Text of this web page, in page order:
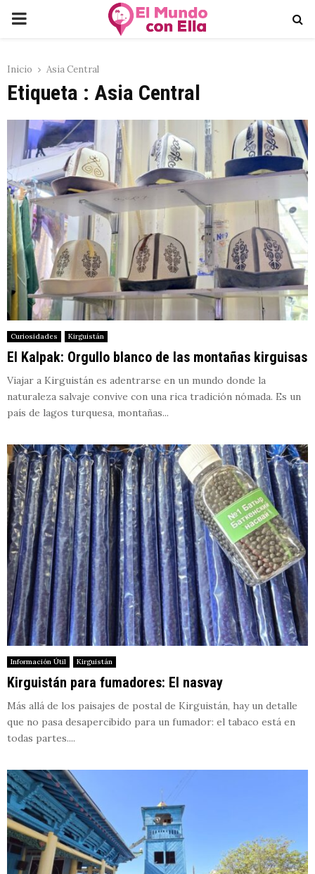
PRIMARY
Inicio Asia Central
Etiqueta : Asia Central
Curiosidades Kirguistán
El Kalpak: Orgullo blanco de las montañas kirguisas
Viajar a Kirguistán es adentrarse en un mundo donde la
naturaleza salvaje convive con una rica tradición nómada. Es un
país de lagos turquesa, montañas...
Información Útil Kirguistán
Kirguistán para fumadores: El nasvay
Más allá de los paisajes de postal de Kirguistán, hay un detalle
que no pasa desapercibido para un fumador: el tabaco está en
todas partes....